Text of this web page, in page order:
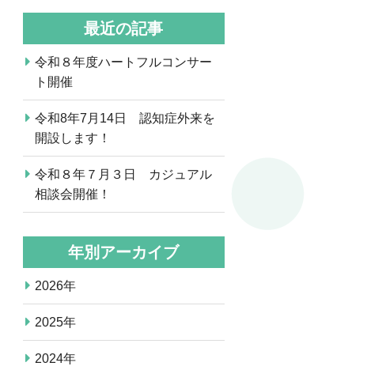
最近の記事
令和８年度ハートフルコンサー
ト開催
令和8年7月14日 認知症外来を
開設します！
令和８年７月３日 カジュアル
相談会開催！
年別アーカイブ
2026年
2025年
2024年